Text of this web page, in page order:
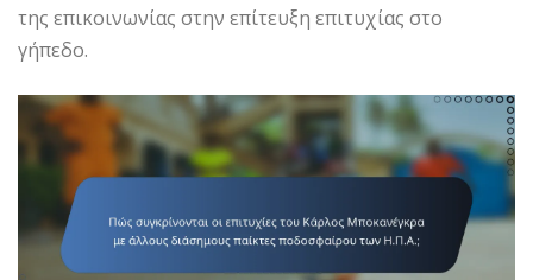
της επικοινωνίας στην επίτευξη επιτυχίας στο
γήπεδο.